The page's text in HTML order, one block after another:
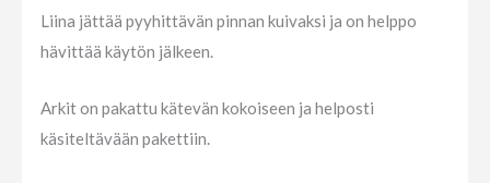
Liina jättää pyyhittävän pinnan kuivaksi ja on helppo
hävittää käytön jälkeen.
Arkit on pakattu kätevän kokoiseen ja helposti
käsiteltävään pakettiin.